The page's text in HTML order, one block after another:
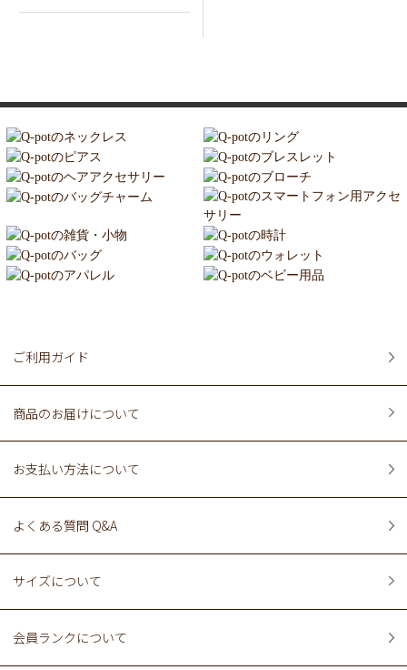
ご利用ガイド
商品のお届けについて
お支払い方法について
よくある質問 Q&A
サイズについて
会員ランクについて